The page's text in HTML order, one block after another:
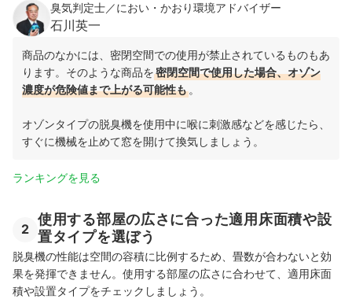
臭気判定士／におい・かおり環境アドバイザー
石川英一
商品のなかには、密閉空間での使用が禁止されているものもあ
ります。そのような商品を密閉空間で使用した場合、オゾン
濃度が危険値まで上がる可能性も 。
オゾンタイプの脱臭機を使用中に喉に刺激感などを感じたら、
すぐに機械を止めて窓を開けて換気しましょう。
ランキングを見る
2
使用する部屋の広さに合った適用床面積や設
置タイプを選ぼう
脱臭機の性能は空間の容積に比例するため、畳数が合わないと効
果を発揮できません。使用する部屋の広さに合わせて、適用床面
積や設置タイプをチェックしましょう。